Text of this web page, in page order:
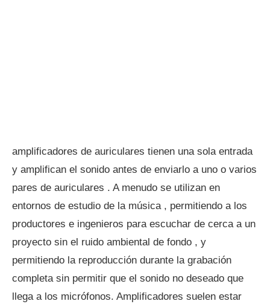
amplificadores de auriculares tienen una sola entrada
y amplifican el sonido antes de enviarlo a uno o varios
pares de auriculares . A menudo se utilizan en
entornos de estudio de la música , permitiendo a los
productores e ingenieros para escuchar de cerca a un
proyecto sin el ruido ambiental de fondo , y
permitiendo la reproducción durante la grabación
completa sin permitir que el sonido no deseado que
llega a los micrófonos. Amplificadores suelen estar